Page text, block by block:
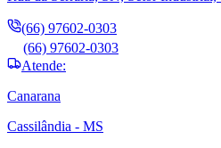
(66) 97602-0303
(66) 97602-0303
Atende:
Canarana
Cassilândia - MS